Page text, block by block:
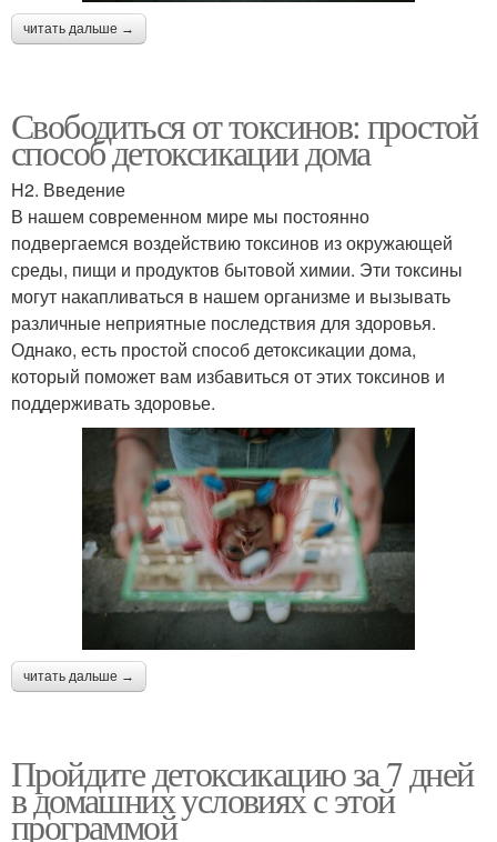
читать дальше →
Свободиться от токсинов: простой
способ детоксикации дома
H2. Введение
В нашем современном мире мы постоянно
подвергаемся воздействию токсинов из окружающей
среды, пищи и продуктов бытовой химии. Эти токсины
могут накапливаться в нашем организме и вызывать
различные неприятные последствия для здоровья.
Однако, есть простой способ детоксикации дома,
который поможет вам избавиться от этих токсинов и
поддерживать здоровье.
читать дальше →
Пройдите детоксикацию за 7 дней
в домашних условиях с этой
программой